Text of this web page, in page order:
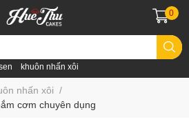
khuôn nhấn xôi
0
nhấn xôi /
cơm chuyên dụng